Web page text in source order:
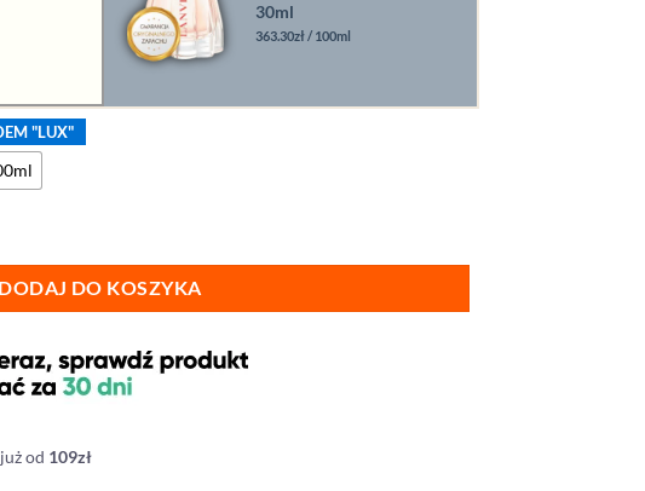
30ml
363.30zł / 100ml
"LUX"
DODAJ DO KOSZYKA
od 109zł